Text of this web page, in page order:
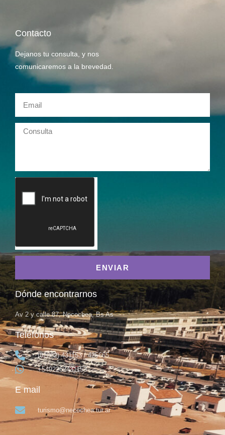
Contacto
Dejanos tu consulta, y nos
comunicaremos a la brevedad.
ENVIAR
Dónde encontrarnos
Av 2 y calle 87, Necochea, Bs As
Teléfonos
(02262) 431153 / 425665
+5492262431153
E mail
turismo@necochea.tur.ar